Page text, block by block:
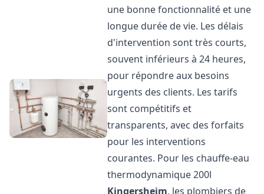
une bonne fonctionnalité et une
longue durée de vie. Les délais
d'intervention sont très courts,
souvent inférieurs à 24 heures,
pour répondre aux besoins
urgents des clients. Les tarifs
sont compétitifs et
transparents, avec des forfaits
pour les interventions
courantes. Pour les chauffe-eau
thermodynamique 200l
Kingersheim, les plombiers de